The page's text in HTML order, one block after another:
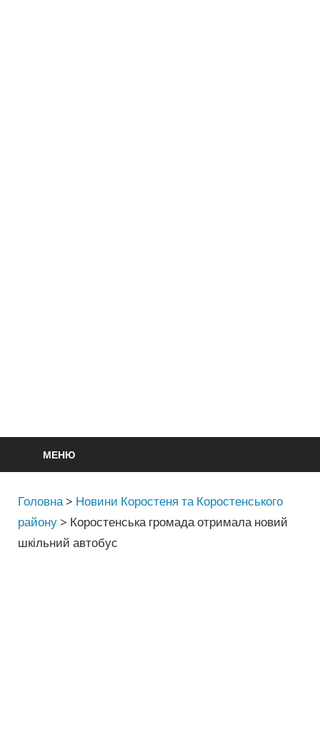
МЕНЮ
Головна > Новини Коростеня та Коростенського
району > Коростенська громада отримала новий
шкільний автобус